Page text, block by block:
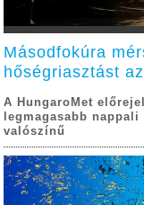
Másodfokúra
hőségriasztást
A HungaroMet
legmagasabb
valószínű